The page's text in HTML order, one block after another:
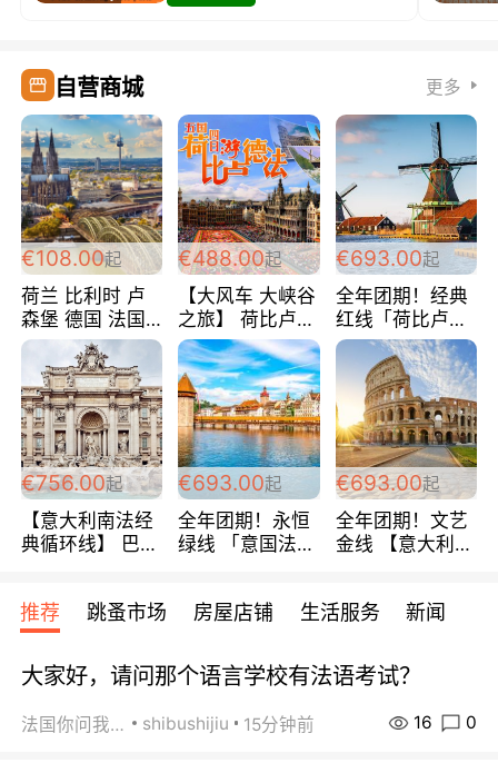
自营商城 更多
€108.00起
荷兰 比利时 卢
森堡 德国 法国
超爽玩遍西欧 循
环线 全程四星宾
馆 108欧/人/天
€488.00起
【大风车 大峡谷
之旅】 荷比卢德
法 巴黎上下 经
典五国四日游
488欧/人
€693.00起
全年团期！经典
红线「荷比卢德
法」七天循环 五
国 仅售99欧/人/
天！巴黎上下！
包拼房~
€756.00起
【意大利南法经
典循环线】 巴黎
宾馆 108欧/天起
全程756欧/位
€693.00起
全年团期！永恒
绿线 「意国法
欧/天起 ~包拼房
€693.00起
全年团期！文艺
金线 【意大利一
每周铁发！
推荐 跳蚤市场 房屋店铺 生活服务 新闻
大家好，请问那个语言学校有法语考试？
法国你问我答 shibushijiu 15分钟前 16 0